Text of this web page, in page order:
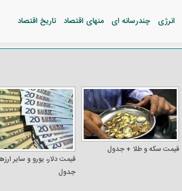
انرژی چندرسانه ای منهای اقتصاد تاریخ اقتصاد
قیمت سکه و طلا + جدول
قیمت دلار، یورو و سایر
جدول